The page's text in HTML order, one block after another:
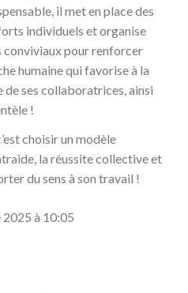
il met en place des
individuels et organise
conviviaux pour renforcer
humaine qui favorise à la
ses collaboratrices, ainsi
!
choisir un modèle
la réussite collective et
du sens à son travail !
à 10:05